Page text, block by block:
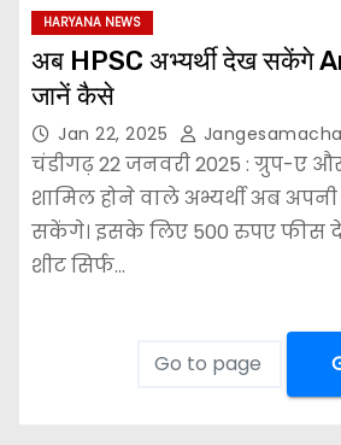
HARYANA NEWS
अब HPSC अभ्यर्थी देख सकेंगे
जानें कैसे
Jan 22, 2025
चंडीगढ़ 22 जनवरी 2025 : ग्रुप-ए
शामिल होने वाले अभ्यर्थी अब
सकेंगे। इसके लिए 500 रुपए फीस
शीट सिर्फ…